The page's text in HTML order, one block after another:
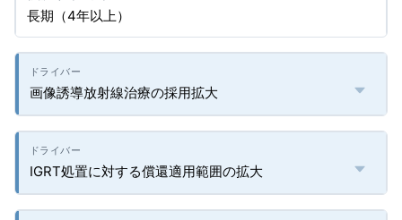
長期（4年以上）
画像誘導放射線治療の採用拡大
IGRT処置に対する償還適用範囲の拡大